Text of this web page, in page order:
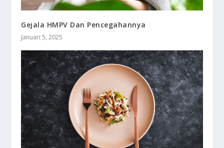
Gejala HMPV Dan Pencegahannya
Januari 5, 2025